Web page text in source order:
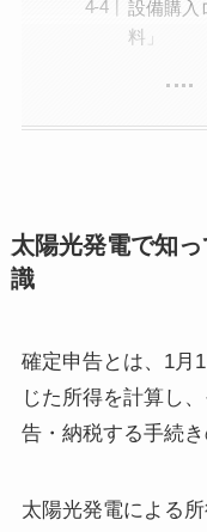
設備購入
料」
太陽光発電で知
識
確定申告とは、1月
じた所得を計算し
告・納税する手続き
太陽光発電による